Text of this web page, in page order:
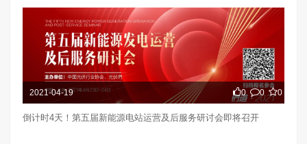
2021-04-19 0 0 0
倒计时4天！第五届新能源电站运营及后服务研讨会即将召开